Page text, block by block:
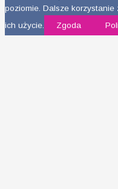
poziomie. Dalsze
ich użycie.
Zgoda